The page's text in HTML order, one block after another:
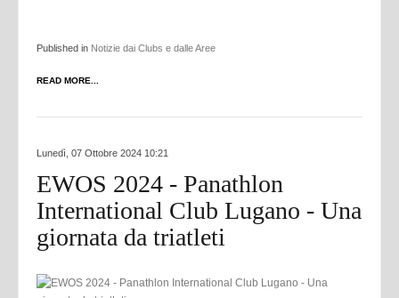
Published in Notizie dai Clubs e dalle Aree
READ MORE...
Lunedì, 07 Ottobre 2024 10:21
EWOS 2024 - Panathlon
International Club Lugano - Una
giornata da triatleti